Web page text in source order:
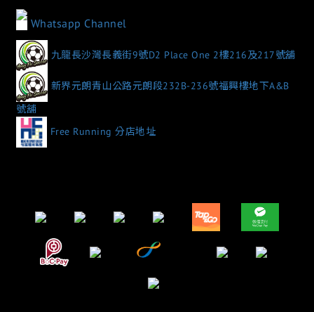
Whatsapp Channel
九龍長沙灣長義街9號D2 Place One 2樓216及217號舖
新界元朗青山公路元朗段232B-236號福興樓地下A&B
號舖
Free Running 分店地址